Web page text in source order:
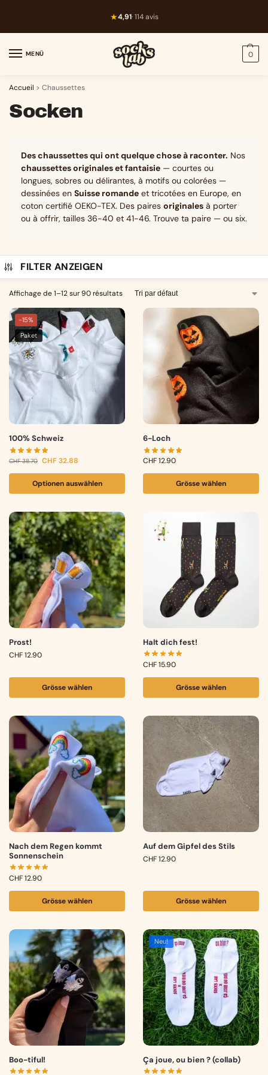
★4,91· 114 avis
MENÜ 0
Accueil > Chaussettes
Socken
Des chaussettes qui ont quelque chose à raconter. Nos
chaussettes originales et fantaisie — courtes ou
longues, sobres ou délirantes, à motifs ou colorées —
dessinées en Suisse romande et tricotées en Europe, en
coton certifié OEKO-TEX. Des paires originales à porter
ou à offrir, tailles 36-40 et 41-46. Trouve ta paire — ou six.
FILTER ANZEIGEN
Affichage de 1–12 sur 90 résultats
-15%
Paket
100% Schweiz
CHF38.70 CHF32.88
Optionen auswählen
6-Loch
CHF12.90
Grösse wählen
Prost!
CHF12.90
Grösse wählen
Halt dich fest!
CHF15.90
Grösse wählen
Nach dem Regen kommt
Sonnenschein
CHF12.90
Grösse wählen
Auf dem Gipfel des Stils
CHF12.90
Grösse wählen
Boo-tiful!
Neu!
Ça joue, ou bien ? (collab)